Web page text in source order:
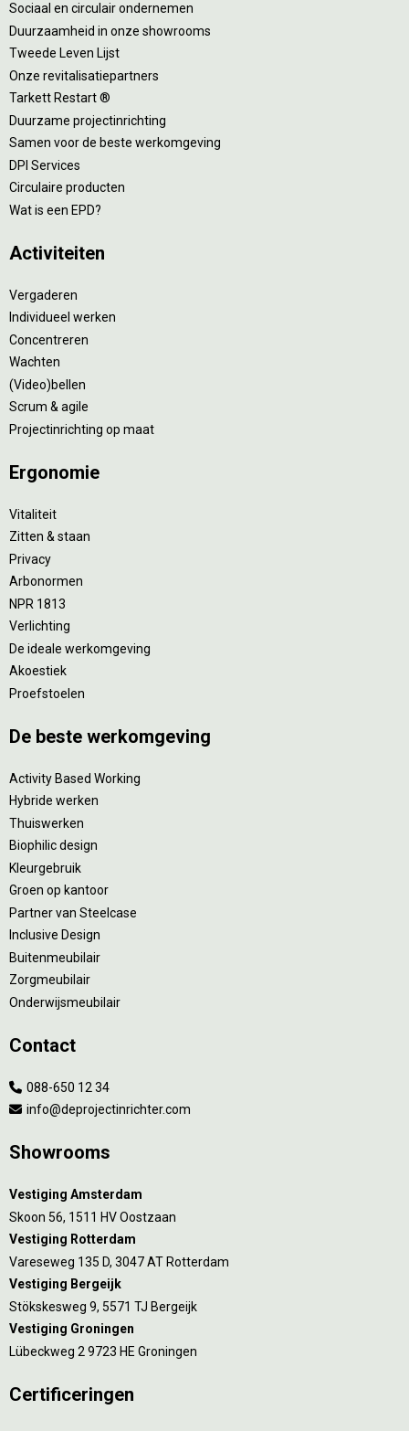
Sociaal en circulair ondernemen
Duurzaamheid in onze showrooms
Tweede Leven Lijst
Onze revitalisatiepartners
Tarkett Restart ®
Duurzame projectinrichting
Samen voor de beste werkomgeving
DPI Services
Circulaire producten
Wat is een EPD?
Activiteiten
Vergaderen
Individueel werken
Concentreren
Wachten
(Video)bellen
Scrum & agile
Projectinrichting op maat
Ergonomie
Vitaliteit
Zitten & staan
Privacy
Arbonormen
NPR 1813
Verlichting
De ideale werkomgeving
Akoestiek
Proefstoelen
De beste werkomgeving
Activity Based Working
Hybride werken
Thuiswerken
Biophilic design
Kleurgebruik
Groen op kantoor
Partner van Steelcase
Inclusive Design
Buitenmeubilair
Zorgmeubilair
Onderwijsmeubilair
Contact
088-650 12 34
info@deprojectinrichter.com
Showrooms
Vestiging Amsterdam
Skoon 56, 1511 HV Oostzaan
Vestiging Rotterdam
Vareseweg 135 D, 3047 AT Rotterdam
Vestiging Bergeijk
Stökskesweg 9, 5571 TJ Bergeijk
Vestiging Groningen
Lübeckweg 2 9723 HE Groningen
Certificeringen